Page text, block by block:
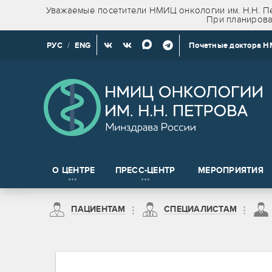
Уважаемые посетители НМИЦ онкологии им. Н.Н.
При
РУС / ENG Почетные доктора
О ЦЕНТРЕ ПРЕСС-ЦЕНТР МЕРОПРИЯТИЯ
ПАЦИЕНТАМ СПЕЦИАЛИСТАМ